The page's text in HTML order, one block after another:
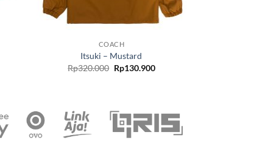
COACH
Itsuki – Mustard
Rp320.000 Rp130.900